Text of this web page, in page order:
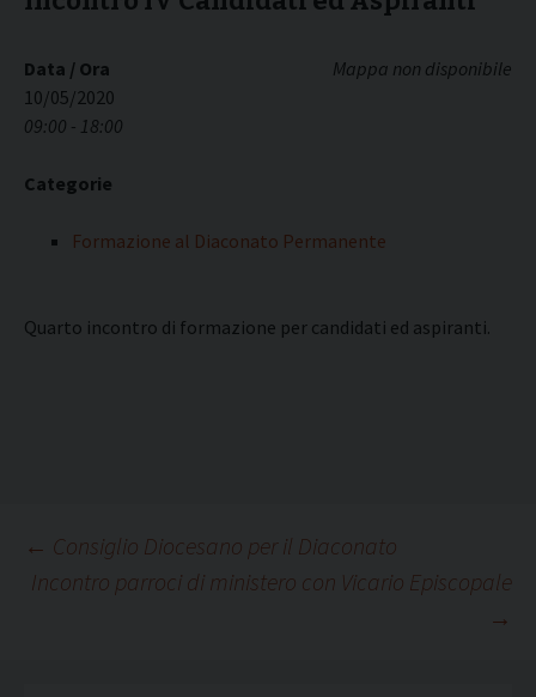
Mappa non disponibile
Data / Ora
10/05/2020
09:00 - 18:00
Categorie
Formazione al Diaconato Permanente
Quarto incontro di formazione per candidati ed aspiranti.
Navigazione
← Consiglio Diocesano per il Diaconato
Incontro parroci di ministero con Vicario Episcopale
→